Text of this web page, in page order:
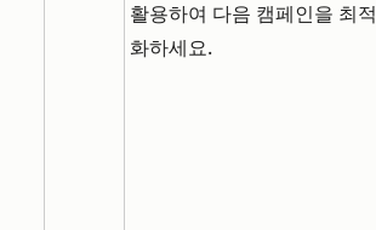
활용하여 다음 캠페인을 최적
화하세요.